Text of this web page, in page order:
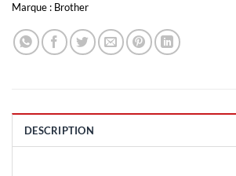
Marque : Brother
DESCRIPTION